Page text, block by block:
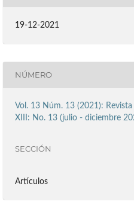
19-12-2021
NÚMERO
Vol. 13 Núm. 13 (2021):
XIII: No. 13 (julio - diciembre
SECCIÓN
Artículos